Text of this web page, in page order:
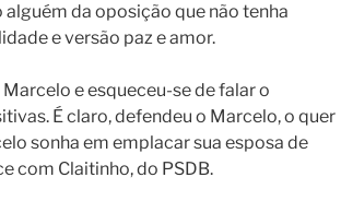
da oposição que não tenha
e versão paz e amor.
e esqueceu-se de falar o
É claro, defendeu o Marcelo, o quer
sonha em emplacar sua esposa de
com Claitinho, do PSDB.